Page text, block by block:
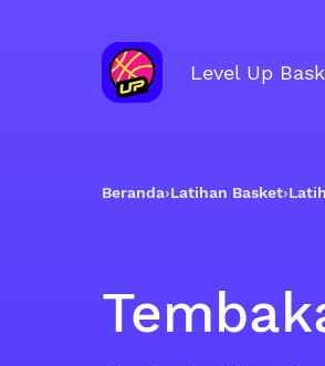
Level Up
Beranda›Latihan Basket›